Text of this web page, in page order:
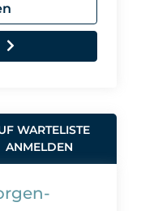
WARTELISTE
ANMELDEN